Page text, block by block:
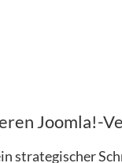
Joomla!-
strategischer